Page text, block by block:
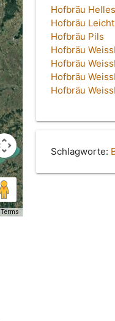
Terms
Hofbräu Helles
Hofbräu Leicht
Hofbräu Pils
Hofbräu
Hofbräu
Hofbräu
Hofbräu
Schlagworte: